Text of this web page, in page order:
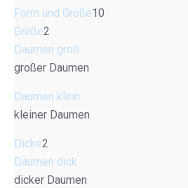
Form und Größe10
Größe2
Daumen groß
großer Daumen
Daumen klein
kleiner Daumen
Dicke2
Daumen dick
dicker Daumen